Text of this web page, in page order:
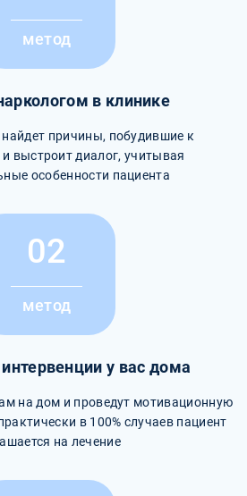
метод
в клинике
причины, побудившие к
выстроит диалог, учитывая
особенности пациента
02
метод
у вас дома
на дом и проведут мотивационную
в 100% случаев пациент
на лечение